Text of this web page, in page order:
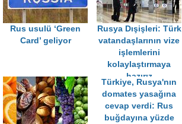
Rus usulü ‘Green
Card’ geliyor
Rusya Dışişleri: Türk
vatandaşlarının vize
işlemlerini
kolaylaştırmaya
hazırız
Türkiye, Rusya'nın
domates yasağına
cevap verdi: Rus
buğdayına yüzde